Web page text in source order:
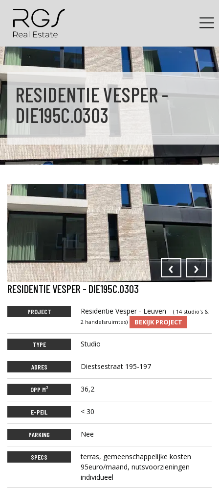
RESIDENTIE VESPER -
DIE195C.0303
‹ ›
RESIDENTIE VESPER - DIE195C.0303
PROJECT Residentie Vesper - Leuven
( 14 studio's &
2 handelsruimtes)
BEKIJK PROJECT
TYPE Studio
ADRES Diestsestraat 195-197
OPP M² 36,2
E-PEIL < 30
PARKING Nee
SPECS
terras, gemeenschappelijke kosten
95euro/maand, nutsvoorzieningen
individueel